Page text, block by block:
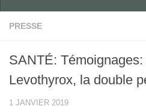
PRESSE
SANTÉ:
Levothyrox, la double
1 JANVIER 2019